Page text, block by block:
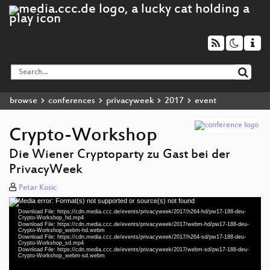
browse conferences privacyweek 2017 event
Crypto-Workshop
Die Wiener Cryptoparty zu Gast bei der
PrivacyWeek
Petar Kosic
Video
Player
Media error: Format(s) not supported or source(s) not found
Download File: https://cdn.media.ccc.de/events/privacyweek/2017/h264-hd/pw17-188-deu-
Crypto-Workshop_hd.mp4
Download File: https://cdn.media.ccc.de/events/privacyweek/2017/webm-hd/pw17-188-deu-
Crypto-Workshop_webm-hd.webm
Download File: https://cdn.media.ccc.de/events/privacyweek/2017/h264-sd/pw17-188-deu-
Crypto-Workshop_sd.mp4
Download File: https://cdn.media.ccc.de/events/privacyweek/2017/webm-sd/pw17-188-deu-
Crypto-Workshop_webm-sd.webm